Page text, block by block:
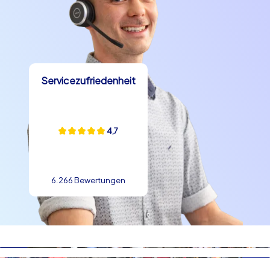
Lokale Spezialitäten wie Lübecker Marzipan eignen sich
hervorragend als Belohnung nach einer erfolgreichen
Aufgabe und sorgen für kulinarische Höhepunkte im
Rahmenprogramm in Lübeck. Wer ein intensives
Teambuilding in Lübeck plant, wird schnell merken wie
die Umgebung den Zusammenhalt stärkt und
gemeinsame Erinnerungen formt.
Rahmenprogramm in Lübeck das begeistert
Ein Rahmenprogramm in Lübeck kann verschiedene
Ziele verfolgen vom reinen Spaßfaktor bis zur gezielten
Förderung von Kommunikation und Zusammenarbeit.
CityHunters begründet jede Tour auf leicht
verständlichen Regeln und spannenden Aufgaben die
Teams motivieren, ohne dabei belehrend zu wirken.
stimmungsvoller Architektur sondern auch kleinen
Servicezufriedenheit
4,7
6.266 Bewertungen